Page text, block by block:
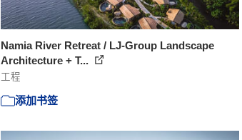
Namia River Retreat / LJ-Group Landscape
Architecture + T...
工程
添加书签